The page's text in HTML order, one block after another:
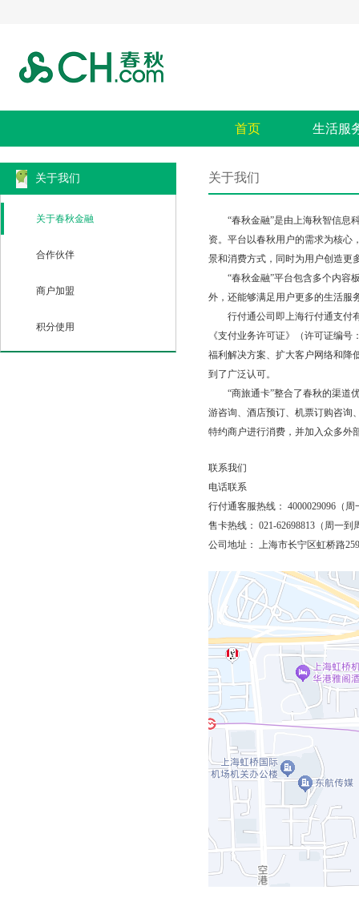
首页 生活服
关于我们
关于春秋金融
合作伙伴
商户加盟
积分使用
关于我们
“春秋金融”是由上海秋智信息科
资。平台以春秋用户的需求为核心
景和消费方式，同时为用户创造更
“春秋金融”平台包含多个内容板
外，还能够满足用户更多的生活服
行付通公司即上海行付通支付有
《支付业务许可证》（许可证编
福利解决方案、扩大客户网络和降
到了广泛认可。
“商旅通卡”整合了春秋的渠道优
游咨询、酒店预订、机票订购咨询
特约商户进行消费，并加入众多外
联系我们
电话联系
行付通客服热线： 4000029096（周
售卡热线： 021-62698813（周一
公司地址： 上海市长宁区虹桥路